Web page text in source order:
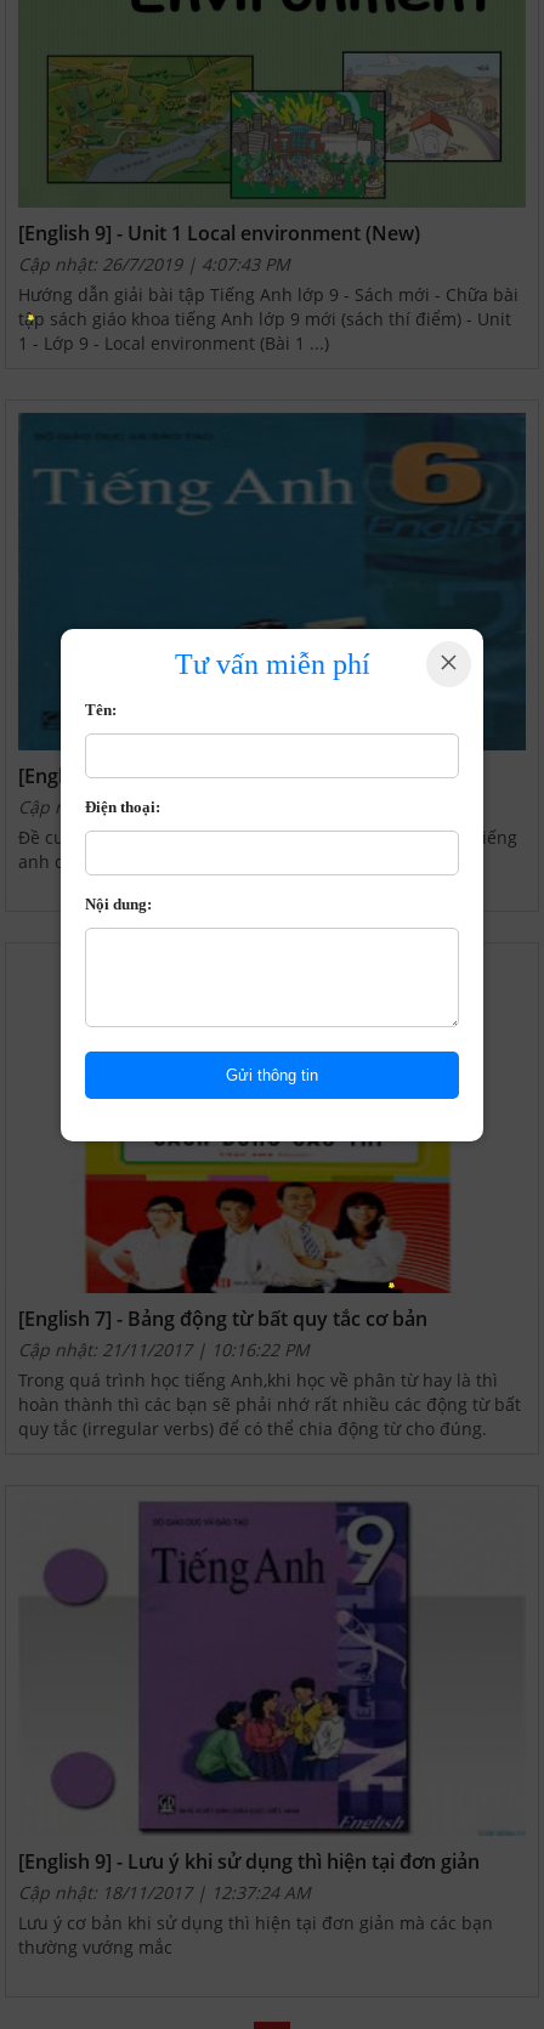
Tư vấn miễn phí ×
Tên:
Điện thoại:
Nội dung:
[English 9] - Unit 1 Local environment (New)
Cập nhật: 26/7/2019 | 4:07:43 PM
Hướng dẫn giải bài tập Tiếng Anh lớp 9 - Sách mới - Chữa bài
tập sách giáo khoa tiếng Anh lớp 9 mới (sách thí điểm) - Unit
1 - Lớp 9 - Local environment (Bài 1 ...)
[English 6] - Đề cương ôn tập Tiếng Anh hoc kỳ 2
Cập nhật: 6/3/2019 | 11:26:39 AM
Đề cương cũng như cuốn sổ tay bao gồm các công thức Tiếng
anh cùng bài tập cơ bản ...
[English 7] - Bảng động từ bất quy tắc cơ bản
Cập nhật: 21/11/2017 | 10:16:22 PM
Trong quá trình học tiếng Anh,khi học về phân từ hay là thì
hoàn thành thì các bạn sẽ phải nhớ rất nhiều các động từ bất
quy tắc (irregular verbs) để có thể chia động từ cho đúng.
[English 9] - Lưu ý khi sử dụng thì hiện tại đơn giản
Cập nhật: 18/11/2017 | 12:37:24 AM
Lưu ý cơ bản khi sử dụng thì hiện tại đơn giản mà các bạn
thường vướng mắc